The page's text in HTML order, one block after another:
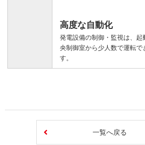
高度な自動化
発電設備の制御・監視は、起
央制御室から少人数で運転で
す。
一覧へ戻る